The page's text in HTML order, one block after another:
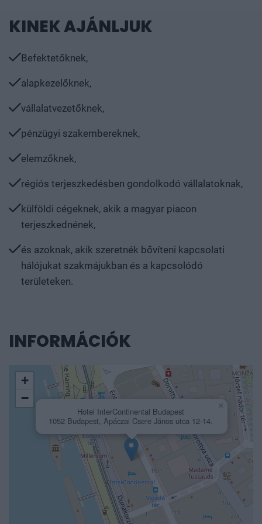
Befektetőknek,
alapkezelőknek,
vállalatvezetőknek,
pénzügyi szakembereknek,
elemzőknek,
régiós terjeszkedésben gondolkodó vállalatoknak,
külföldi cégeknek, akik a magyar piacon
és azoknak, akik szeretnék bővíteni kapcsolati
területeken.
Hotel InterContinental Budapest
1052 Budapest, Apáczai Csere János utca 12-14.
+
−
Map data ©OpenStreetMapcontributors, CC-BY-SA , Imagery ©